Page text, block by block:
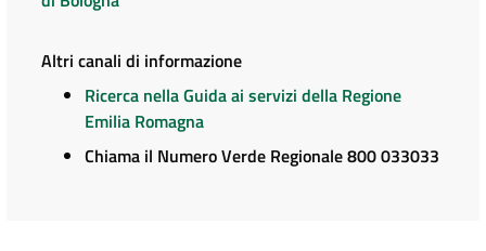
Altri canali di informazione
Ricerca nella Guida ai servizi della Regione
Emilia Romagna
Chiama il Numero Verde Regionale 800 033033